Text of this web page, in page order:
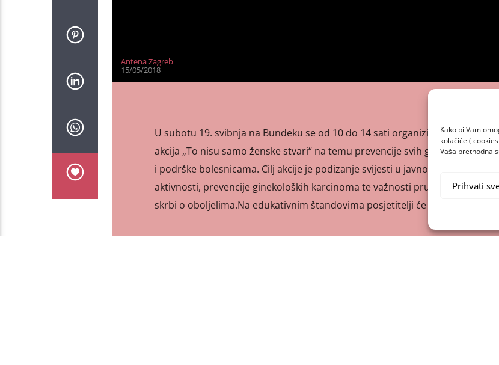
Kako bi Vam
kolačiće (
Vaša prethodna
Prihvati
Antena Zagreb
15/05/2018
U subotu 19. svibnja na Bundeku se od 10 do 14 sati organizira
akcija „To nisu samo ženske stvari“ na temu prevencije svih ginekoloških
i podrške bolesnicama. Cilj akcije je podizanje svijesti u javnosti o važnosti
aktivnosti, prevencije ginekoloških karcinoma te važnosti pružanja
skrbi o oboljelima.Na edukativnim štandovima posjetitelji će se […]